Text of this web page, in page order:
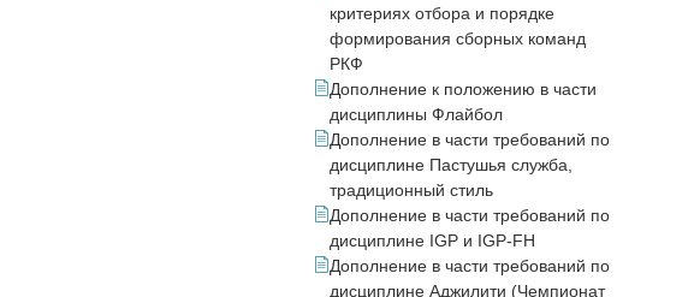
критериях отбора и порядке
формирования сборных команд
РКФ
Дополнение к положению в части
дисциплины Флайбол
Дополнение в части требований по
дисциплине Пастушья служба,
традиционный стиль
Дополнение в части требований по
дисциплине IGP и IGP-FH
Дополнение в части требований по
дисциплине Аджилити (Чемпионат